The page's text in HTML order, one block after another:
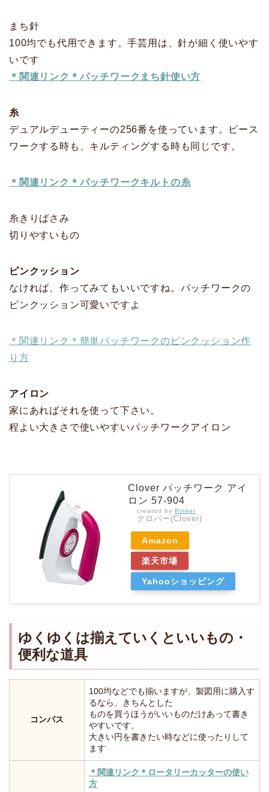
まち針
100均でも代用できます。手芸用は、針が細く 使いやす
いです
＊関連リンク＊パッチワークまち針使い方
糸
デュアルデューティーの256番を使っています。
ピース
ワークする時も、キルティングする時も同じです。
＊関連リンク＊パッチワークキルトの糸
糸きりばさみ
切りやすいもの
ピンクッション
なければ、作ってみてもいいですね。パッチワークの
ピンクッション可愛いですよ
＊関連リンク＊簡単パッチワークのピンクッション作
り方
アイロン
家にあればそれを使って下さい。
程よい大きさで使いやすいパッチワークアイロン
Clover パッチワーク アイ
ロン 57-904
created by Rinker
クロバー(Clover)
Amazon
楽天市場
Yahooショッピング
ゆくゆくは揃えていくといいもの・
便利な道具
コンパス
100均などでも揃いますが、製図用に購入す
るなら、きちんとした
ものを買うほうがいいものだけあって書き
やすいです。
大きい円を書きたい時などに使ったりして
ます
＊関連リンク＊ロータリーカッターの使い
方